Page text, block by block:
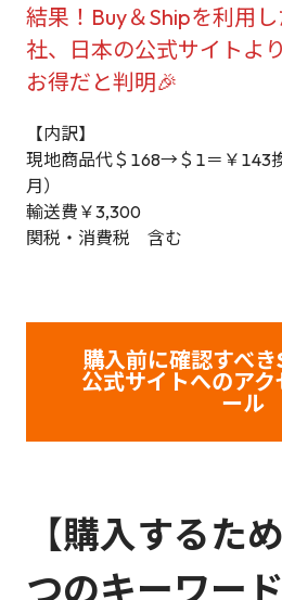
結果！Buy＆Shipを利用
社、日本の公式サイトよ
お得だと判明🎉
【内訳】
現地商品代＄168→＄1＝￥
月）
輸送費￥3,300
関税・消費税 含む
購入前に確認すべ
公式サイトへのア
ール
【購入するた
つのキーワード